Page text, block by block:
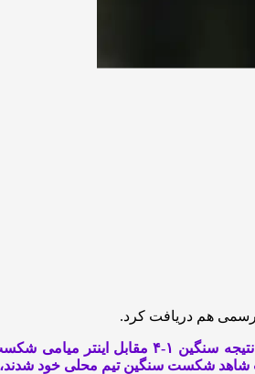
رسمی هم دریافت کرد.
هوستون دینامو هم در زمین باخت و هم در گیشه
شاهد شکست سنگین تیم محلی خود شدند،